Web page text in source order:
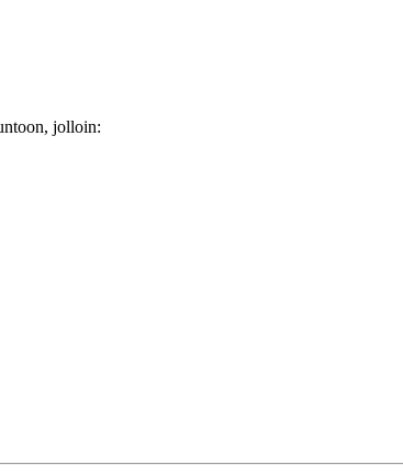
jolloin: